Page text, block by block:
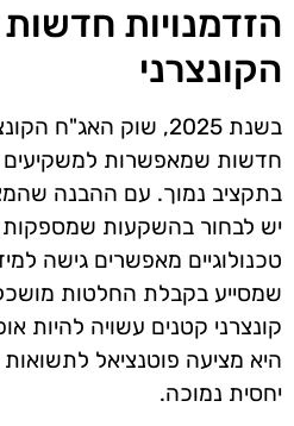
הזדמנויות
הקונצרני
בשנת 2025, שוק האג"ח
חדשות שמאפשרות
בתקציב נמוך. עם ההבנה
יש לבחור בהשקעות שמספקות
טכנולוגיים מאפשרים גישה
שמסייע בקבלת החלטות
קונצרני קטנים עשויה להיות
היא מציעה פוטנציאל
יחסית נמוכה.